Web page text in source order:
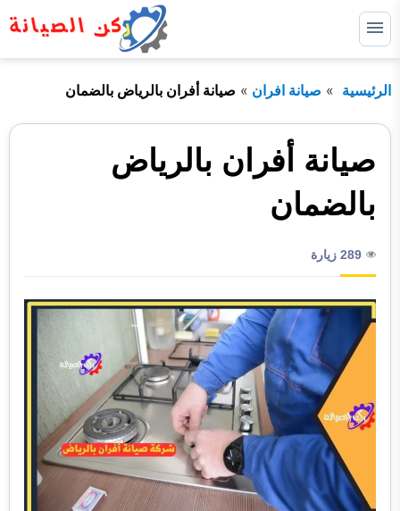
التجاوز
إلى القائمة
عن:
ابحث
الرئيسية
الفرعية
الرئيسية صيانة افران صيانة أفران بالرياض بالضمان
صيانة أفران بالرياض
بالضمان
289 زيارة